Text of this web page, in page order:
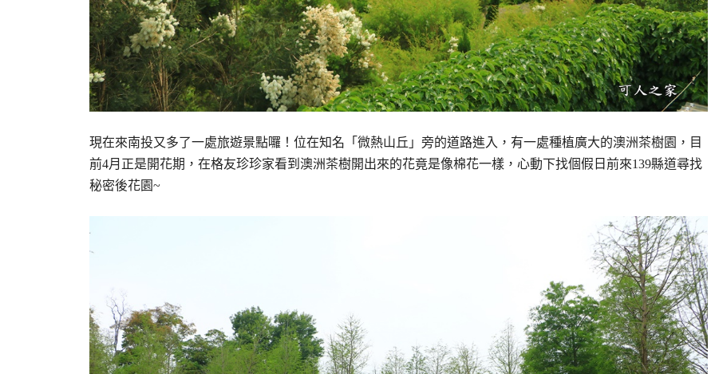
現在來南投又多了一處旅遊景點囉！位在知名「微熱山丘」旁的道路進入，有一處種植廣大的澳洲茶樹園，目
前4月正是開花期，在格友珍珍家看到澳洲茶樹開出來的花竟是像棉花一樣，心動下找個假日前來139縣道尋找
秘密後花園~